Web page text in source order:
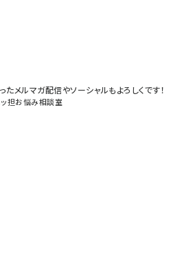
メルマガ配信やソーシャルもよろしくです！
担お悩み相談室